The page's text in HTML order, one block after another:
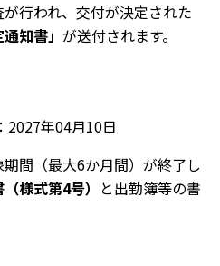
行われ、交付が決定された
知書」 が送付されます。
2027年04月10日
間（最大6か月間）が終了し
様式第4号） と出勤簿等の書